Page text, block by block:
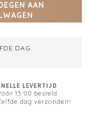
AAN
DAG
LEVERTIJD
13:00 besteld.
dag verzonden!